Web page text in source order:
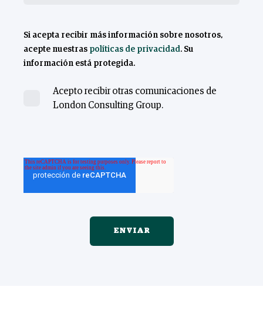
Si acepta recibir más información sobre nosotros,
acepte nuestras políticas de privacidad. Su
información está protegida.
Acepto recibir otras comunicaciones de
London Consulting Group.